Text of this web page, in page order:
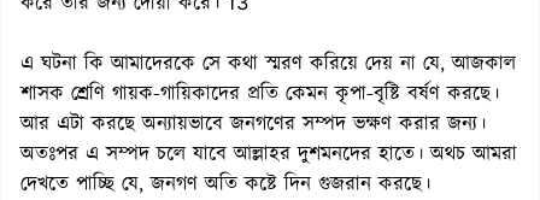
এ ঘটনা কি আমাদেরকে সে কথা স্মরণ করিয়ে দেয় না যে, আজকাল
শাসক শ্রেণি গায়ক-গায়িকাদের প্রতি কেমন কৃপা-বৃষ্টি বর্ষণ করছে।
আর এটা করছে অন্যায়ভাবে জনগণের সম্পদ ভক্ষণ করার জন্য।
অতঃপর এ সম্পদ চলে যাবে আল্লাহর দুশমনদের হাতে। অথচ আমরা
দেখতে পাচ্ছি যে, জনগণ অতি কষ্টে দিন গুজরান করছে।